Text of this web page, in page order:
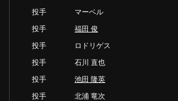
投手
マーベル
投手
福田 俊
投手
ロドリゲス
投手
石川 直也
投手
池田 隆英
投手
北浦 竜次